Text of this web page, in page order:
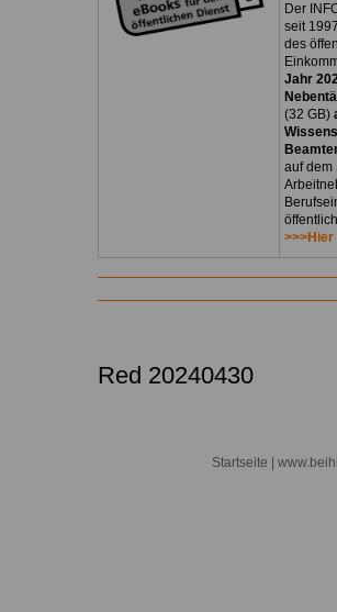
Der
seit
des
Jahr
(32 GB)
auf dem
Red 20240430
Startseite |